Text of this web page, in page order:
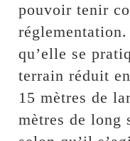
pouvoir tenir
qu’elle se
terrain réduit
15 mètres de
mètres de long